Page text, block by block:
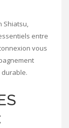
Shiatsu,
entre
vous